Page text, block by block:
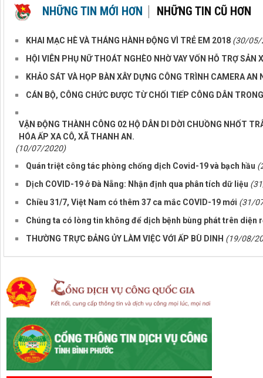
NHỮNG TIN MỚI HƠN NHỮNG TIN CŨ HƠN
KHAI MẠC HÈ VÀ THÁNG HÀNH ĐỘNG VÌ TRẺ EM 2018 (30/05/
HỘI VIÊN PHỤ NỮ THOÁT NGHÈO NHỜ VAY VỐN HỖ TRỢ SẢN
KHẢO SÁT VÀ HỌP BÀN XÂY DỰNG CÔNG TRÌNH CAMERA AN
CÁN BỘ, CÔNG CHỨC ĐƯỢC TỪ CHỐI TIẾP CÔNG DÂN
VẬN ĐỘNG THÀNH CÔNG 02 HỘ DÂN DI DỜI CHUỒNG NHỐT
HÓA ẤP XA CÔ, XÃ THANH AN.
(10/07/2020)
Quán triệt công tác phòng chống dịch Covid-19 và bạch hầu
Dịch COVID-19 ở Đà Nẵng: Nhận định qua phân tích dữ liệu
Chiều 31/7, Việt Nam có thêm 37 ca mắc COVID-19 mới (31/
Chúng ta có lòng tin không để dịch bệnh bùng phát trên diện
THƯỜNG TRỰC ĐẢNG ỦY LÀM VIỆC VỚI ẤP BÙ DINH (19/08/